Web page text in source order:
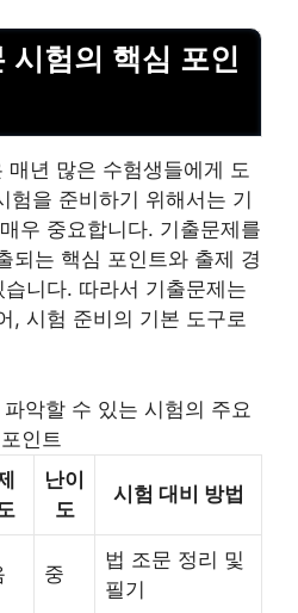
시험의 핵심 포인
매년 많은 수험생들에게 도
험을 준비하기 위해서는 기
우 중요합니다. 기출문제를
되는 핵심 포인트와 출제 경
니다. 따라서 기출문제는
, 시험 준비의 기본 도구로
악할 수 있는 시험의 주요
포인트
난이
도
시험 대비 방법
중
법 조문 정리 및
필기